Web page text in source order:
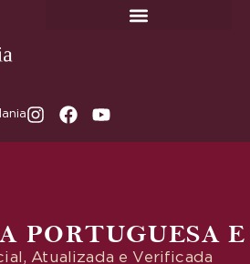
PORTUGUESA
Atualizada e Verificada